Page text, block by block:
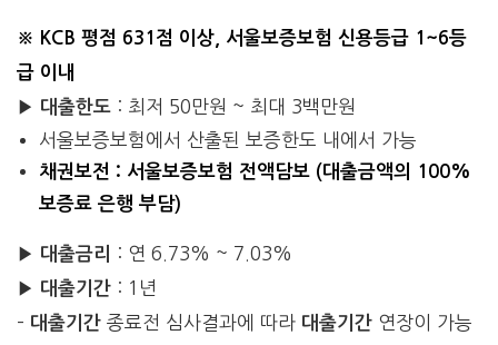
※ KCB 평점 631점 이상, 서울보증보험 신용등급 1~6등
급 이내
▶ 대출한도 : 최저 50만원 ~ 최대 3백만원
서울보증보험에서 산출된 보증한도 내에서 가능
채권보전 : 서울보증보험 전액담보 (대출금액의 100%
보증료 은행 부담)
▶ 대출금리
: 연 6.73% ~ 7.03%
▶ 대출기간 : 1년
– 대출기간 종료전 심사결과에 따라 대출기간 연장이 가능